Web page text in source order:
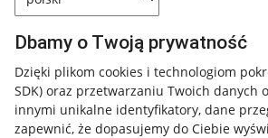
Dbamy o Twoją prywatność
Dzięki plikom cookies i technologiom
SDK) oraz przetwarzaniu Twoich danych
innymi unikalne identyfikatory, dane
zapewnić, że dopasujemy do Ciebie